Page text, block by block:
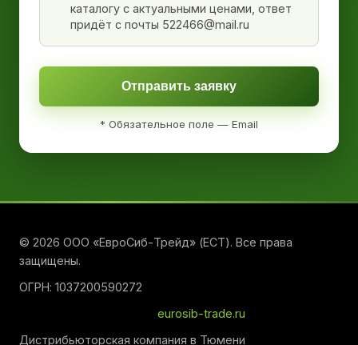
каталогу с актуальными ценами, ответ
придёт с почты 522466@mail.ru
Отправить заявку
* Обязательное поле — Email
© 2026 ООО «ЕвроСиб-Трейд» (ЕСТ). Все права
защищены.
ОГРН: 1037200590272
eurosib-trade.ru
Дистрибьюторская компания в Тюмени